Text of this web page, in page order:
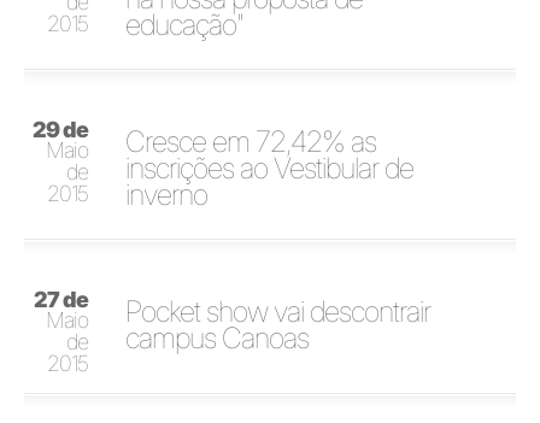
2015
educação"
29 de
Maio
de
2015
Cresce em 72,42% as
inscrições ao Vestibular de
inverno
27 de
Maio
de
2015
Pocket show vai descontrair
campus Canoas